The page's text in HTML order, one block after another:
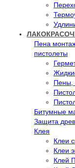
Пена
пистолеты
Пены,
Битумные
Защита
Клея
Клеи
Клеи
Клей